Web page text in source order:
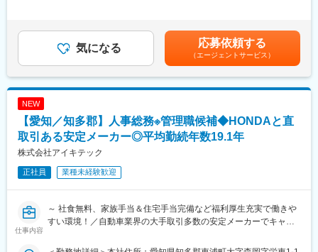
える事業”を幅広く展開する総合生活サービス企業です。
・アパートや戸建ての建設、賃貸物件の管理、お部屋探しのサポ
ート、LPガスの供給など、地域の住環境をトータルで支えていま
・安定性の高いストックビジネス（管理・ガス供給）を持ち、経
働きやすい環境も魅力。
変更の範囲：会社の定める業務
工場で作られた部品のチェック（点検）
・問題が起きたときの初期対応
・同じミスが二度と起きないような対策を考える
りに興味がある方にぴったりです。
■未経験でも大丈夫な理由
当社では、未経験からスタートした先輩がたくさん活躍中です。
専門知識や経験は、入社後にしっかり身につけられる環境があり
「やってみたい」「学びたい」という気持ちです。
・OJTで丁寧に指導
リーダー/月給27万8000円+各種手当+管理職手当+賞与2回・350
万円／27歳/月給22万円+各種手当+残業手当+賞与2回 賃金はあく
までも目安の金額であり、選考を通じて上下する可能性がありま
す。月給(月額)は固定手当を含めた表記です。
気になる 応募依頼する
（エージェントサービス）
NEW
【愛知／知多郡】人事総務※管理職候補◆HONDAと直
取引ある安定メーカー◎平均勤続年数19.1年
株式会社アイキテック
正社員 業種未経験歓迎
仕事内容
～ 社食無料、家族手当＆住宅手当完備など福利厚生充実で働きや
すい環境！／自動車業界の大手取引多数の安定メーカーでキャリ